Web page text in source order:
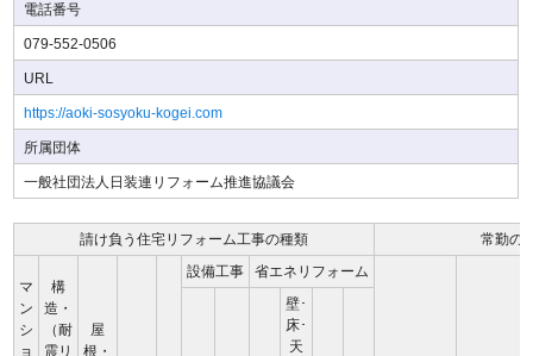
電話番号
079-552-0506
URL
https://aoki-sosyoku-kogei.com
所属団体
一般社団法人日装連リフォーム推進協議会
請け負う住宅リフォーム工事の種類 常勤の
マ
ン
シ
ョ
構
造・
（耐
震リ
屋
根・
設備工事 省エネリフォーム
壁･
床･
天